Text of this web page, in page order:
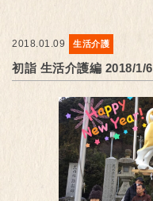
2018.01.09 生活介護
初詣 生活介護編 2018/1/6